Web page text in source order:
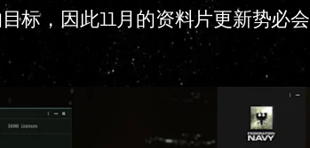
标，因此11月的资料片更新势必会